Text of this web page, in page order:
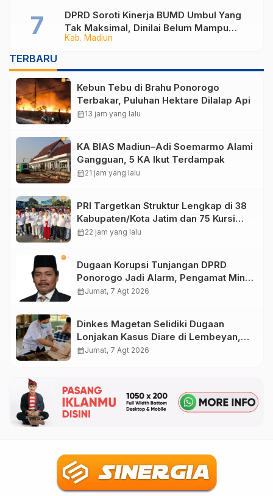
Kab. Madiun
DPRD Soroti Kinerja BUMD Umbul Yang
Tak Maksimal, Dinilai Belum Mampu
Hasilkan PAD
TERBARU
Kebun Tebu di Brahu Ponorogo
Terbakar, Puluhan Hektare Dilalap Api
calendar_month13 jam yang lalu
KA BIAS Madiun–Adi Soemarmo Alami
Gangguan, 5 KA Ikut Terdampak
calendar_month21 jam yang lalu
PRI Targetkan Struktur Lengkap di 38
Kabupaten/Kota Jatim dan 75 Kursi
DPR RI pada Pemilu 2029
calendar_month22 jam yang lalu
Dugaan Korupsi Tunjangan DPRD
Ponorogo Jadi Alarm, Pengamat Minta
Magetan Perkuat Tata Kelola
calendar_monthJumat, 7 Agt 2026
Dinkes Magetan Selidiki Dugaan
Lonjakan Kasus Diare di Lembeyan,
Lakukan Penyelidikan Epidemiologi
calendar_monthJumat, 7 Agt 2026